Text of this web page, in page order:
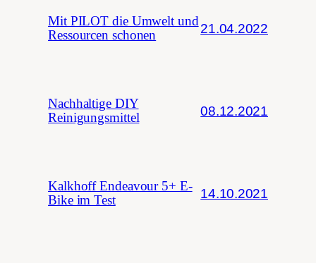
Mit PILOT die Umwelt und
Ressourcen schonen
21.04.2022
Nachhaltige DIY
Reinigungsmittel
08.12.2021
Kalkhoff Endeavour 5+ E-
Bike im Test
14.10.2021